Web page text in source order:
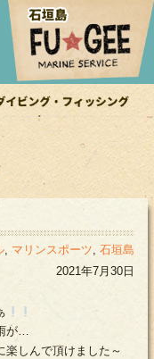
, マリンスポーツ, 石垣島
2021年7月30日
が…
楽しんで頂けました～